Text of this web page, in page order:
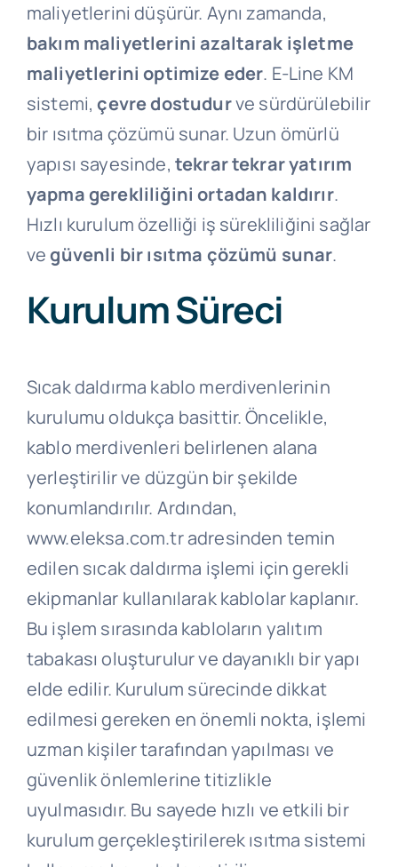
maliyetlerini düşürür. Aynı zamanda,
bakım maliyetlerini azaltarak işletme
maliyetlerini optimize eder. E-Line KM
sistemi,çevre dostudurve sürdürülebilir
bir ısıtma çözümü sunar. Uzun ömürlü
yapısı sayesinde, tekrar tekrar yatırım
yapma gerekliliğini ortadan kaldırır.
Hızlı kurulum özelliği iş sürekliliğini sağlar
vegüvenli bir ısıtma çözümü sunar.
Kurulum Süreci
Sıcak daldırma kablo merdivenlerinin
kurulumu oldukça basittir. Öncelikle,
kablo merdivenleri belirlenen alana
yerleştirilir ve düzgün bir şekilde
konumlandırılır. Ardından,
www.eleksa.com.tr adresinden temin
edilen sıcak daldırma işlemi için gerekli
ekipmanlar kullanılarak kablolar kaplanır.
Bu işlem sırasında kabloların yalıtım
tabakası oluşturulur ve dayanıklı bir yapı
elde edilir. Kurulum sürecinde dikkat
edilmesi gereken en önemli nokta, işlemi
uzman kişiler tarafından yapılması ve
güvenlik önlemlerine titizlikle
uyulmasıdır. Bu sayede hızlı ve etkili bir
kurulum gerçekleştirilerek ısıtma sistemi